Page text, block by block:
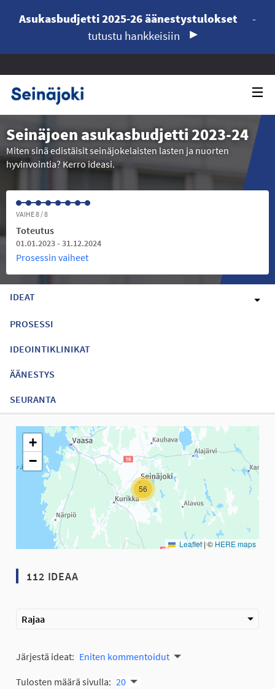
Asukasbudjetti 2025-26 äänestystulokset
-
tutustu hankkeisiin
Seinäjoen asukasbudjetti 2023-24
Miten sinä edistäisit seinäjokelaisten lasten ja nuorten
hyvinvointia? Kerro ideasi.
VAIHE 8 / 8
Toteutus
01.01.2023 - 31.12.2024
Prosessin vaiheet
IDEAT
PROSESSI
IDEOINTIKLINIKAT
ÄÄNESTYS
SEURANTA
Seuraavassa elementissä on kartta, joka esittää tämän
56
+
−
Leaflet |© HERE maps
112 IDEAA
Rajaa
Järjestä ideat: Eniten kommentoidut
Tulosten määrä sivulla: 20